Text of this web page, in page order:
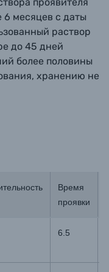
6 месяцев с даты
раствор
до 45 дней
более половины
хранению не
Время
проявки
6.5